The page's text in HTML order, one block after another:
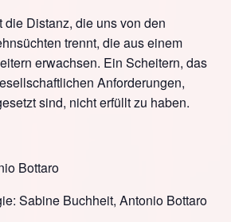
die Distanz, die uns von den
trennt, die aus einem
erwachsen. Ein Scheitern, das
Anforderungen,
sind, nicht erfüllt zu haben.
Bottaro
Sabine Buchheit, Antonio Bottaro